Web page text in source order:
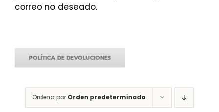
correo no deseado.
POLÍTICA DE DEVOLUCIONES
Ordena por Orden predeterminado